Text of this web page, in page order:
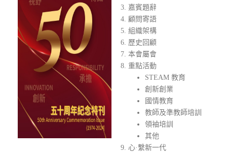
嘉賓題辭
顧問寄語
組織架構
歷史回顧
本會屬會
重點活動
STEAM 教育
創新創業
國情教育
教師及準教師培訓
領袖培訓
其他
心·繫新一代